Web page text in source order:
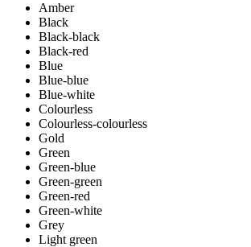
Amber
Black
Black-black
Black-red
Blue
Blue-blue
Blue-white
Colourless
Colourless-colourless
Gold
Green
Green-blue
Green-green
Green-red
Green-white
Grey
Light green